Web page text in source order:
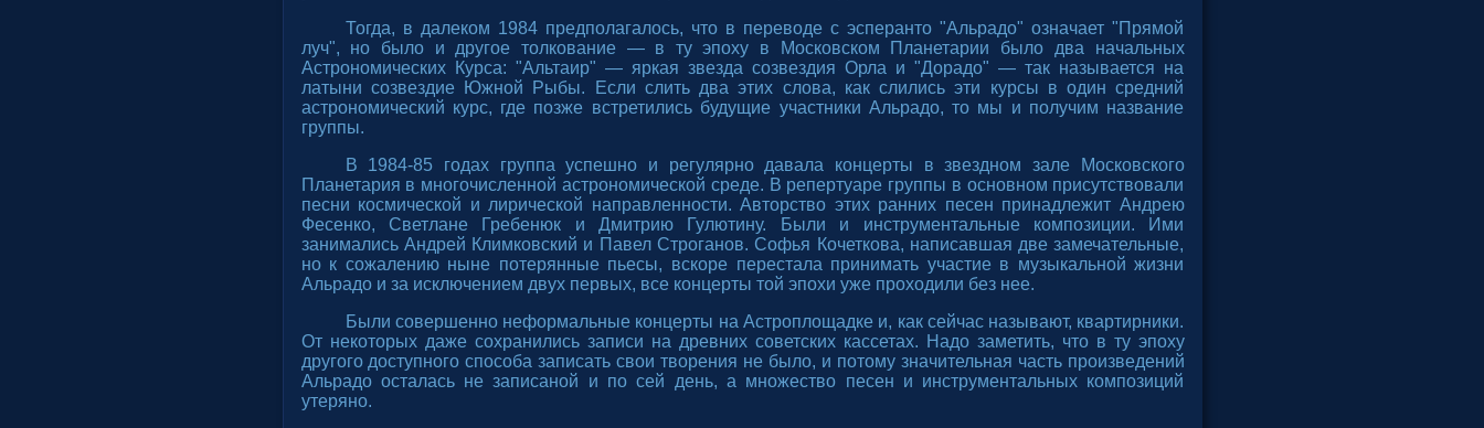
Тогда, в далеком 1984 предполагалось, что в переводе с эсперанто "Альрадо" означает "Прямой
луч", но было и другое толкование — в ту эпоху в Московском Планетарии было два начальных
Астрономических Курса: "Альтаир" — яркая звезда созвездия Орла и "Дорадо" — так называется на
латыни созвездие Южной Рыбы. Если слить два этих слова, как слились эти курсы в один средний
астрономический курс, где позже встретились будущие участники Альрадо, то мы и получим название
группы.
В 1984-85 годах группа успешно и регулярно давала концерты в звездном зале Московского
Планетария в многочисленной астрономической среде. В репертуаре группы в основном присутствовали
песни космической и лирической направленности. Авторство этих ранних песен принадлежит Андрею
Фесенко, Светлане Гребенюк и Дмитрию Гулютину. Были и инструментальные композиции. Ими
занимались Андрей Климковский и Павел Строганов. Софья Кочеткова, написавшая две замечательные,
но к сожалению ныне потерянные пьесы, вскоре перестала принимать участие в музыкальной жизни
Альрадо и за исключением двух первых, все концерты той эпохи уже проходили без нее.
Были совершенно неформальные концерты на Астроплощадке и, как сейчас называют, квартирники.
От некоторых даже сохранились записи на древних советских кассетах. Надо заметить, что в ту эпоху
другого доступного способа записать свои творения не было, и потому значительная часть произведений
Альрадо осталась не записаной и по сей день, а множество песен и инструментальных композиций
утеряно.